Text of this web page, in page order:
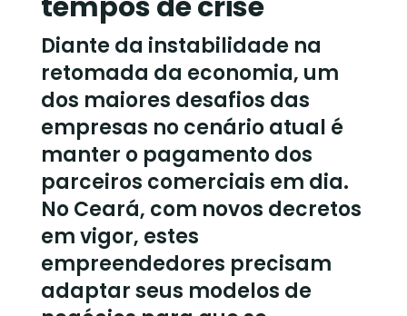
Diante da instabilidade na
retomada da economia, um
dos maiores desafios das
empresas no cenário atual é
manter o pagamento dos
parceiros comerciais em dia.
No Ceará, com novos decretos
em vigor, estes
empreendedores precisam
adaptar seus modelos de